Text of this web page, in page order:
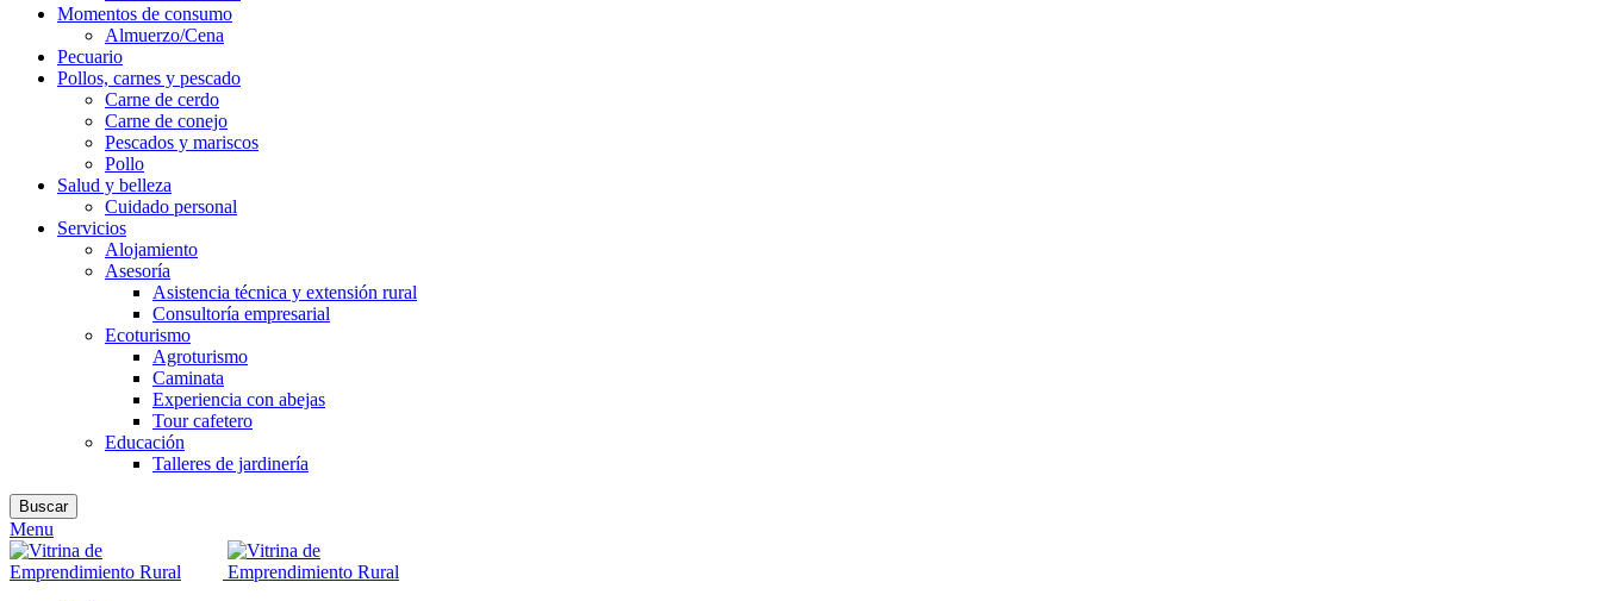
Momentos de consumo
Almuerzo/Cena
Pecuario
Pollos, carnes y pescado
Carne de cerdo
Carne de conejo
Pescados y mariscos
Pollo
Salud y belleza
Cuidado personal
Servicios
Alojamiento
Asesoría
Asistencia técnica y extensión rural
Consultoría empresarial
Ecoturismo
Agroturismo
Caminata
Experiencia con abejas
Tour cafetero
Educación
Talleres de jardinería
Buscar
Menu